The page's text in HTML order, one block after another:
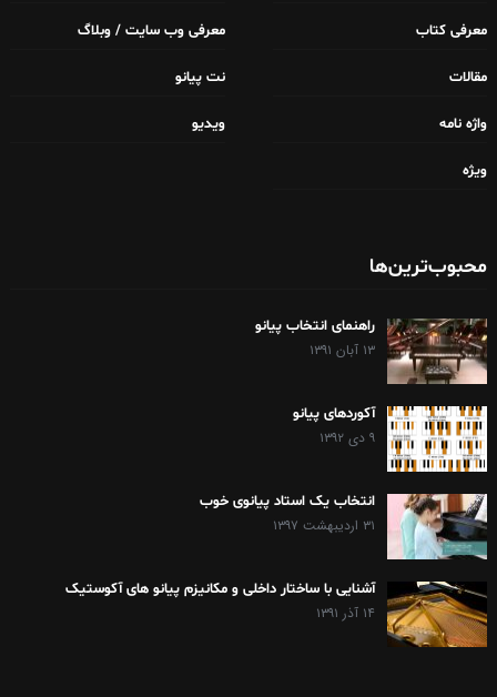
معرفی کتاب معرفی وب سایت / وبلاگ
مقالات نت پیانو
واژه نامه ویدیو
ویژه
محبوب‌ترین‌ها
راهنمای انتخاب پیانو
۱۳ آبان ۱۳۹۱
آکوردهای پیانو
۹ دی ۱۳۹۲
انتخاب یک استاد پیانوی خوب
۳۱ اردیبهشت ۱۳۹۷
آشنایی با ساختار داخلی و مکانیزم پیانو های آکوستیک
۱۴ آذر ۱۳۹۱